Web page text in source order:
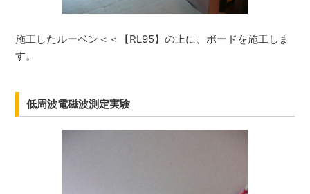
施工したルーベン＜＜【RL95】の上に、ボードを施工しま
す。
低周波電磁波測定実験